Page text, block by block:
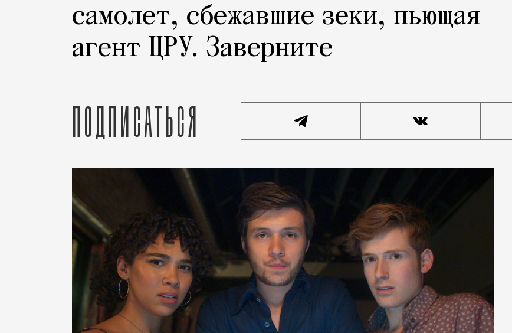
самолет, сбежавшие зеки, пьющая
агент ЦРУ. Заверните
Подписаться